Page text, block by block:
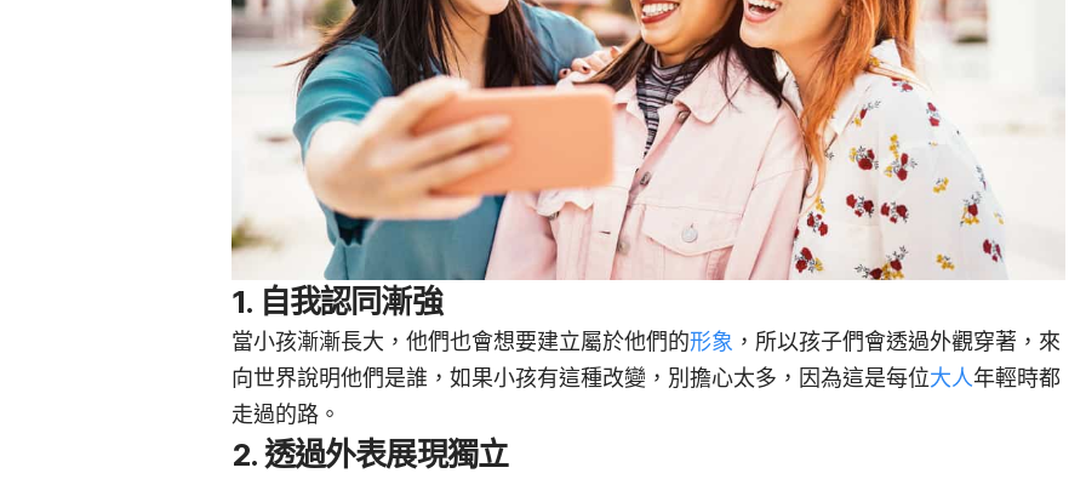
1. 自我認同漸強
當小孩漸漸長大，他們也會想要建立屬於他們的形象 ，所以孩子們會透過外觀穿著，來
向世界說明他們是誰，如果小孩有這種改變，別擔心太多，因為這是每位大人年輕時都
走過的路。
2. 透過外表展現獨立